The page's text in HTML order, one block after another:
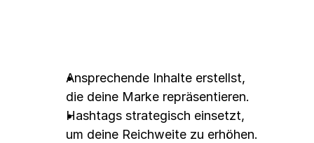
Ansprechende Inhalte erstellst,
die deine Marke repräsentieren.
Hashtags strategisch einsetzt,
um deine Reichweite zu erhöhen.